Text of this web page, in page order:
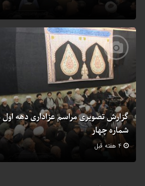
شماره چهار
4 هفته قبل